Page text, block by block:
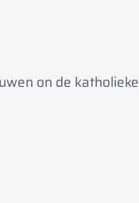
on de katholieke